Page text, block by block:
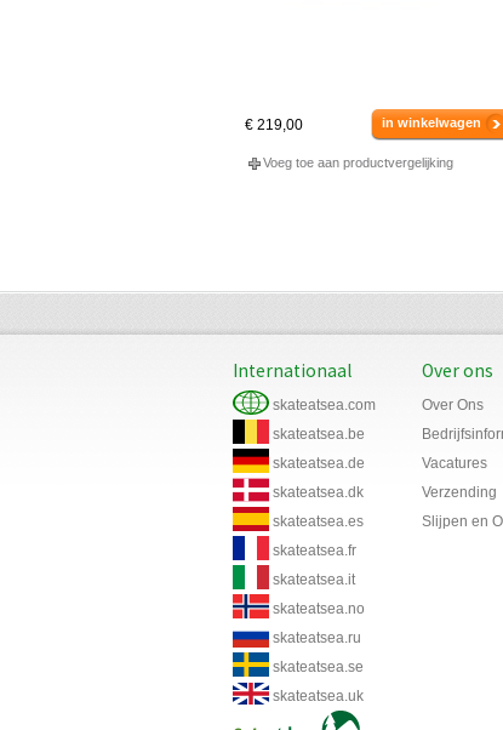
€ 219,00 in winkelwagen
Voeg toe aan productvergelijking
Internationaal
skateatsea.com
skateatsea.be
skateatsea.de
skateatsea.dk
skateatsea.es
skateatsea.fr
skateatsea.it
skateatsea.no
skateatsea.ru
skateatsea.se
skateatsea.uk
Over ons
Over Ons
Vacatures
Verzending
Slijpen en